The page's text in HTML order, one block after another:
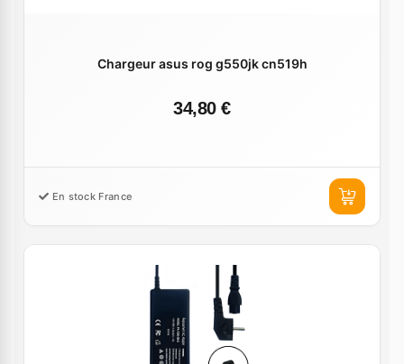
Chargeur asus rog g550jk cn519h
34,80 €
En stock France